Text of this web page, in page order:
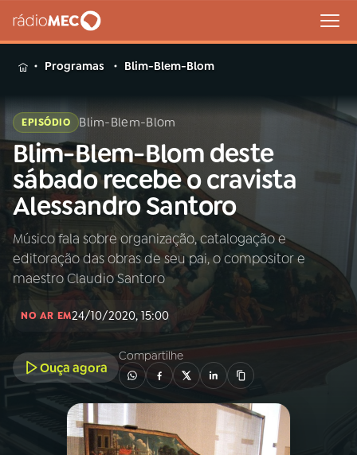
MENU
Buscar
na
Rádio
MEC
Buscar
Início AO VIVO
INÍCIO
PROGRAMAS
Programas Blim-Blem-Blom
EPISÓDIO Blim-Blem-Blom
Blim-Blem-Blom deste
sábado recebe o cravista
Alessandro Santoro
Músico fala sobre organização, catalogação e
editoração das obras de seu pai, o compositor e
maestro Claudio Santoro
NO AR EM24/10/2020, 15:00
Ouça agora
Compartilhe